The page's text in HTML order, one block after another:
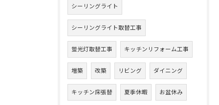
シーリングライト
シーリングライト取替工事
蛍光灯取替工事 キッチンリフォーム工事
増築 改築 リビング ダイニング
キッチン床張替 夏季休暇 お盆休み